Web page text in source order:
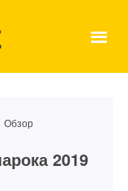
Обзор
2019